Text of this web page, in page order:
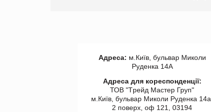
Адреса: м.Київ, бульвар Миколи
Руденка 14А
Адреса для кореспонденції:
ТОВ "Tрейд Мастер Груп"
м.Київ, бульвар Миколи Руденка 14а,
2 поверх, оф 121, 03194